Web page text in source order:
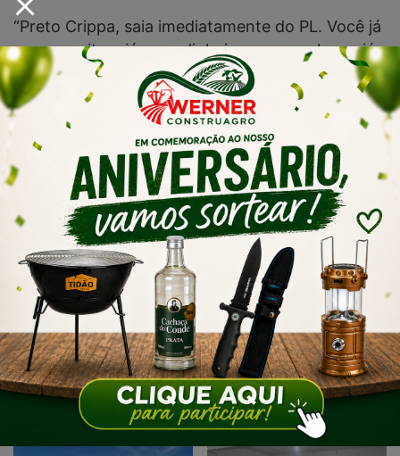
“Preto Crippa, saia imediatamente do PL. Você já
se aproveitou, já usou dinheiro para se eleger, já
usou do prestígio do 22, agora seja homem e
saia do PL”, declarou Zanatta durante a live.
O deputado estadual Jessé Lopes, também do
PL, reforçou as críticas e chegou a defender a
expulsão do prefeito do partido. O deputado
federal Zé Trovão também criticou duramente o
prefeito de Laguna.
Fonte: Diário do Sul
Artigos relacionados